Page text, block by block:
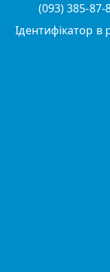
(093) 385-
Ідентифікатор в